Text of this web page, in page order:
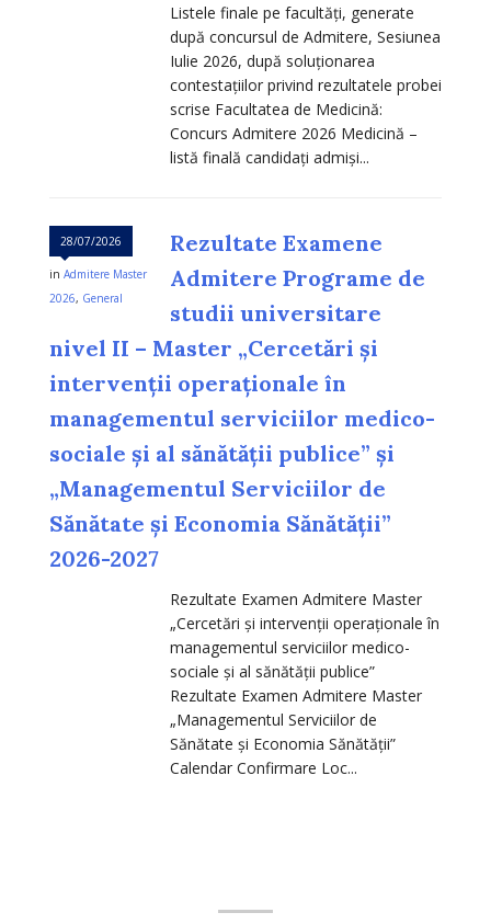
Listele finale pe facultăți, generate
după concursul de Admitere, Sesiunea
Iulie 2026, după soluționarea
contestațiilor privind rezultatele probei
scrise Facultatea de Medicină:
Concurs Admitere 2026 Medicină –
listă finală candidați admiși...
28/07/2026
in Admitere Master
2026, General
Rezultate Examene
Admitere Programe de
studii universitare
nivel II – Master „Cercetări și
intervenții operaționale în
managementul serviciilor medico-
sociale și al sănătății publice” și
„Managementul Serviciilor de
Sănătate și Economia Sănătății”
2026-2027
Rezultate Examen Admitere Master
„Cercetări și intervenții operaționale în
managementul serviciilor medico-
sociale și al sănătății publice”
Rezultate Examen Admitere Master
„Managementul Serviciilor de
Sănătate și Economia Sănătății”
Calendar Confirmare Loc...